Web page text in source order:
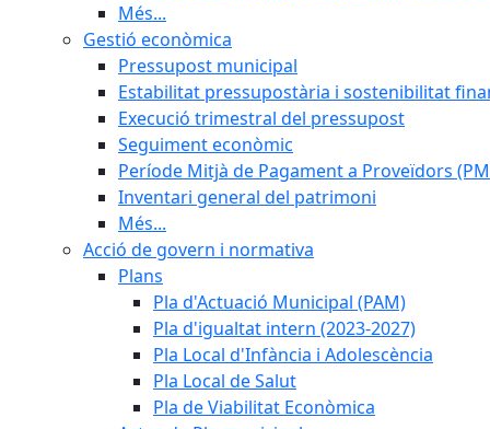
Més...
Gestió econòmica
Pressupost municipal
Estabilitat pressupostària i sostenibilitat
Execució trimestral del pressupost
Seguiment econòmic
Període Mitjà de Pagament a Proveïdors
Inventari general del patrimoni
Més...
Acció de govern i normativa
Plans
Pla d'Actuació Municipal (PAM)
Pla d'igualtat intern (2023-2027)
Pla Local d'Infància i Adolescència
Pla Local de Salut
Pla de Viabilitat Econòmica